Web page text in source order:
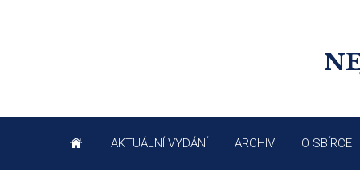
AKTUÁLNÍ VYDÁNÍ ARCHIV O SBÍRCE